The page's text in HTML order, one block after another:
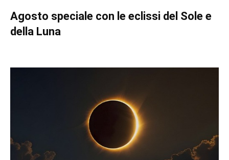
Agosto speciale con le eclissi del Sole e
della Luna